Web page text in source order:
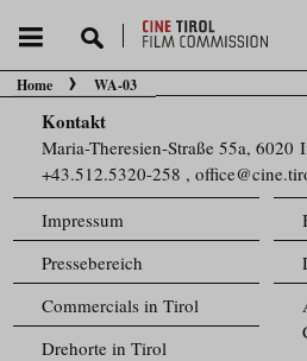
Sie befinden sich hier:
Home WA-03
Kontakt
Maria-Theresien-Straße 55a, 6020
+43.512.5320-258 ,
Impressum
Pressebereich
Commercials in Tirol
Drehorte in Tirol